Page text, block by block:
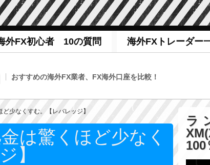
外FX初心者 10の質問 海外FXトレーダー
おすすめの海外FX業者、FX海外口座を比較！
少なくすむ。【レバレッジ】
は驚くほど少なく
】
ラ
100